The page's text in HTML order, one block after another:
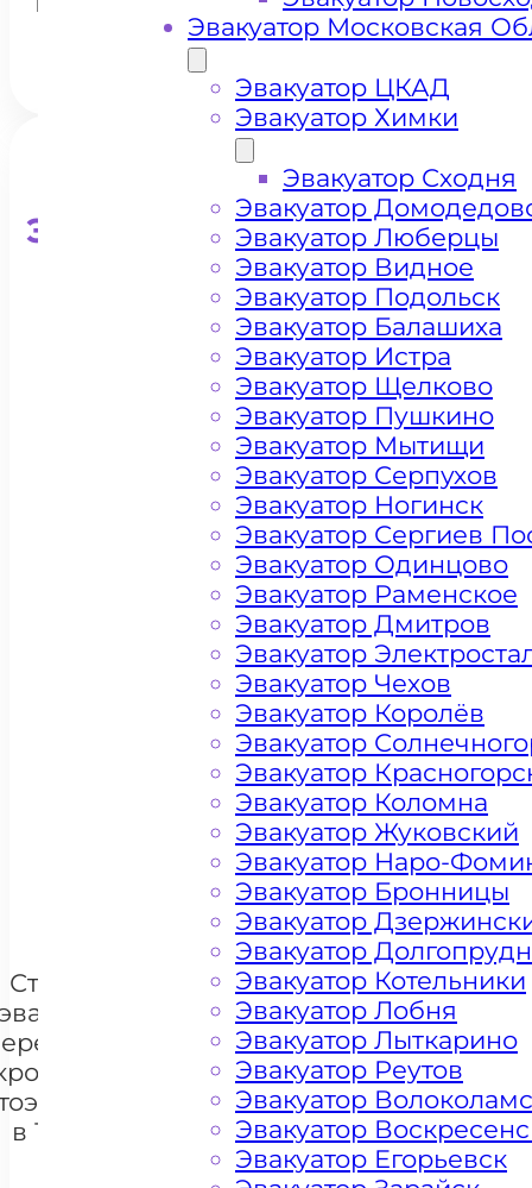
Эвакуатор для
Цена от 4500 рублей
+ 100 РУБЛЕЙ ЗА КИЛОМЕТР
Стоимость
и
в Троицке
+7 985 222 99 01
Эвакуатор Московская
Эвакуатор ЦКАД
Эвакуатор Химки
Эвакуатор Сходня
Эвакуатор
Эвакуатор Люберцы
Эвакуатор Видное
Эвакуатор Подольск
Эвакуатор Балашиха
Эвакуатор Истра
Эвакуатор Щелково
Эвакуатор Пушкино
Эвакуатор Мытищи
Эвакуатор Серпухов
Эвакуатор Ногинск
Эвакуатор Сергиев
Эвакуатор Одинцово
Эвакуатор Раменское
Эвакуатор Дмитров
Эвакуатор
Эвакуатор Чехов
Эвакуатор Королёв
Эвакуатор
Эвакуатор
Эвакуатор Коломна
Эвакуатор Жуковский
Эвакуатор Наро-
Эвакуатор Бронницы
Эвакуатор
Эвакуатор
Эвакуатор Котельники
Эвакуатор Лобня
Эвакуатор Лыткарино
Эвакуатор Реутов
Эвакуатор
Эвакуатор
Эвакуатор Егорьевск